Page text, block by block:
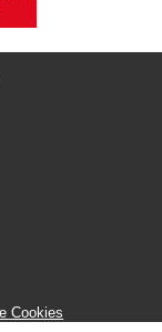
Cookies